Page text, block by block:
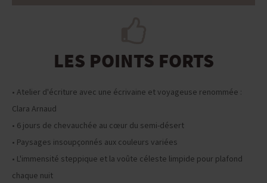
LES POINTS FORTS
• Atelier d'écriture avec une écrivaine et voyageuse renommée :
Clara Arnaud
• 6 jours de chevauchée au cœur du semi-désert
• Paysages insoupçonnés aux couleurs variées
• L'immensité steppique et la voûte céleste limpide pour plafond
chaque nuit